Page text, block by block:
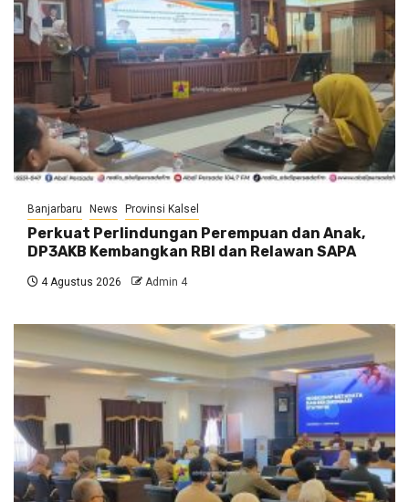
Banjarbaru News Provinsi Kalsel
Perkuat Perlindungan Perempuan dan Anak,
DP3AKB Kembangkan RBI dan Relawan SAPA
4 Agustus 2026 Admin 4